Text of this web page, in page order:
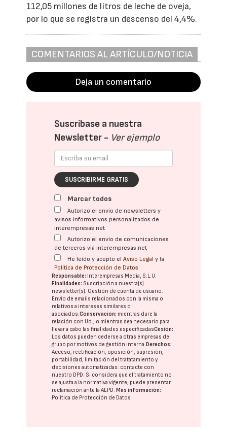
112,05 millones de litros de leche de oveja,
por lo que se registra un descenso del 4,4%.
COMENTARIOS AL ARTÍCULO/NOTICIA
Deja un comentario
Suscríbase a nuestra
Newsletter - Ver ejemplo
SUSCRIBIRME GRATIS
Marcar todos
Autorizo el envío de newsletters y
avisos informativos personalizados de
interempresas.net
Autorizo el envío de comunicaciones
de terceros vía interempresas.net
He leído y acepto elAviso Legal y la
Política de Protección de Datos
Responsable: Interempresas Media, S.L.U.
Finalidades: Suscripción a nuestra(s)
newsletter(s). Gestión de cuenta de usuario.
Envío de emails relacionados con la misma o
relativos a intereses similares o
asociados.Conservación: mientras dure la
relación con Ud., o mientras sea necesario para
llevar a cabo las finalidades especificadasCesión:
Los datos pueden cederse a otras empresas del
grupo por motivos de gestión interna.Derechos:
Acceso, rectificación, oposición, supresión,
portabilidad, limitación del tratatamiento y
decisiones automatizadas: contacte con
nuestro DPD. Si considera que el tratamiento no
se ajusta a la normativa vigente, puede presentar
reclamación ante laAEPD.Más información:
Política de Protección de Datos